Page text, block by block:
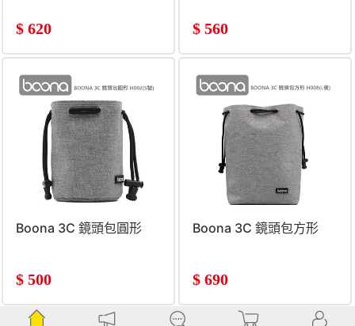
$ 620 $ 560
Boona 3C 鏡頭包圓形
$ 500
Boona 3C 鏡頭包方形
$ 690